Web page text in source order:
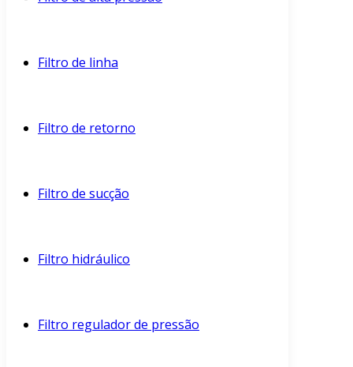
Filtro de linha
Filtro de retorno
Filtro de sucção
Filtro hidráulico
Filtro regulador de pressão